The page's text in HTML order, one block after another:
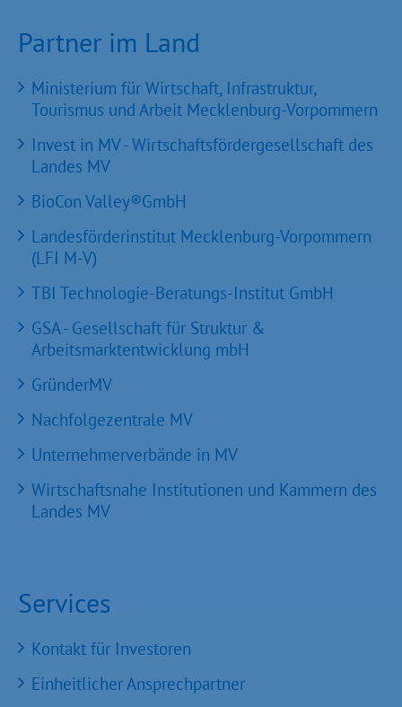
Partner im Land
Ministerium für Wirtschaft, Infrastruktur,
Tourismus und Arbeit Mecklenburg-Vorpommern
Invest in MV - Wirtschaftsfördergesellschaft des
Landes MV
BioCon Valley®GmbH
Landesförderinstitut Mecklenburg-Vorpommern
(LFI M-V)
TBI Technologie-Beratungs-Institut GmbH
GSA - Gesellschaft für Struktur &
Arbeitsmarktentwicklung mbH
GründerMV
Nachfolgezentrale MV
Unternehmerverbände in MV
Wirtschaftsnahe Institutionen und Kammern des
Landes MV
Services
Kontakt für Investoren
Einheitlicher Ansprechpartner